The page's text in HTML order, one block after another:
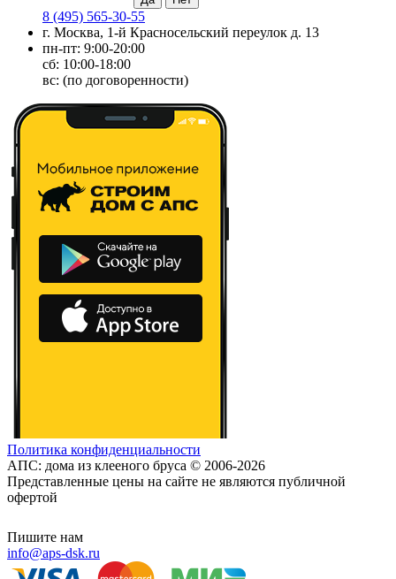
8 (495) 565-30-55
г. Москва, 1-й Красносельский переулок д. 13
пн-пт: 9:00-20:00
сб: 10:00-18:00
вс: (по договоренности)
Политика конфиденциальности
АПС: дома из клееного бруса © 2006-2026
Представленные цены на сайте не являются публичной
офертой
Пишите нам
info@aps-dsk.ru